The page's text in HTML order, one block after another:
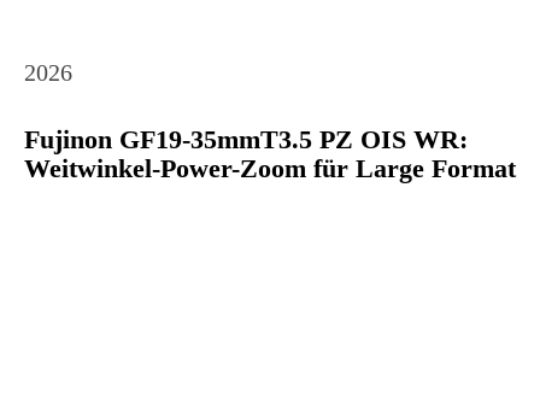
2026
Fujinon GF19-35mmT3.5 PZ OIS WR:
Weitwinkel-Power-Zoom für Large Format